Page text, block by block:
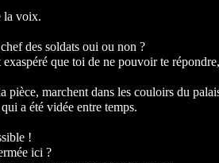
la voix.
des soldats oui ou non ?
exaspéré que toi de ne pouvoir te
pièce, marchent dans les couloirs du
a été vidée entre temps.
!
ici ?